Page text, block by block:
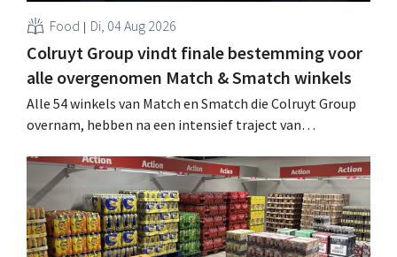
Food Di, 04 Aug 2026
Colruyt Group vindt finale bestemming voor
alle overgenomen Match & Smatch winkels
Alle 54 winkels van Match en Smatch die Colruyt Group
overnam, hebben na een intensief traject van
Al is die bestemming voor sommige panden een sluiting.